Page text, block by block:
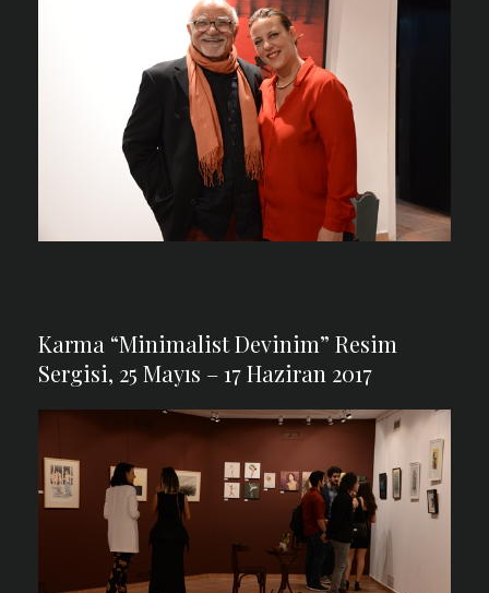
Karma “Minimalist Devinim” Resim
Sergisi, 25 Mayıs – 17 Haziran 2017